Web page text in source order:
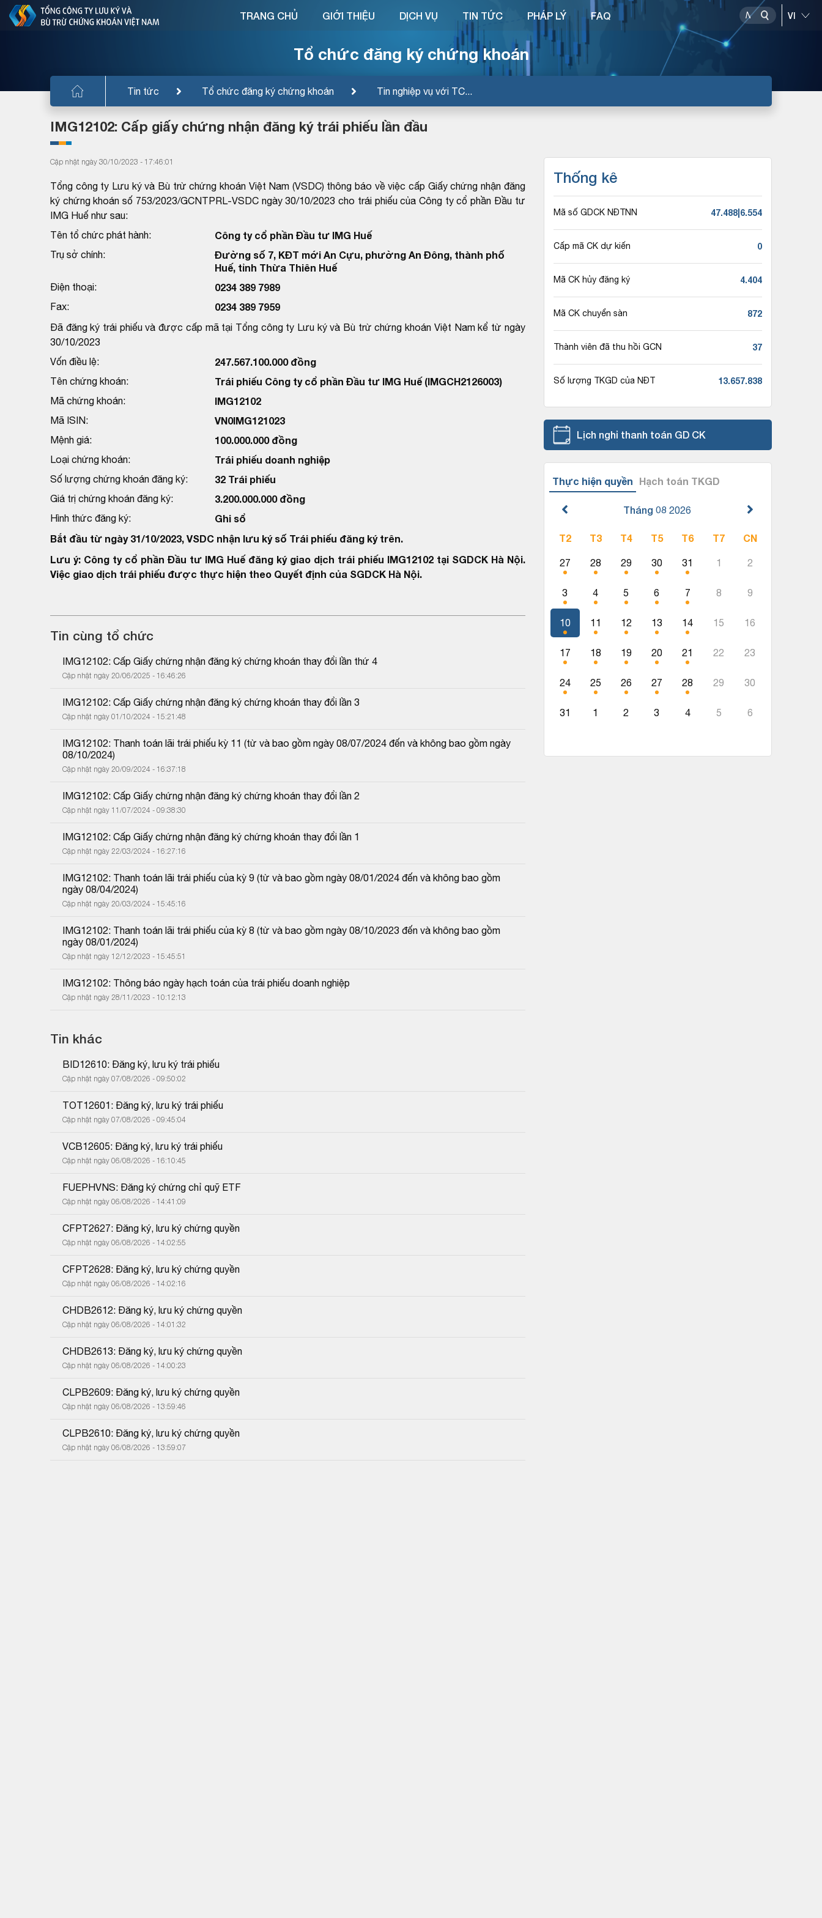
Tổ chức đăng ký chứng khoán
Tin tức Tổ chức đăng ký chứng khoán Tin nghiệp vụ với TC...
TRANG CHỦ GIỚI THIỆU DỊCH VỤ TIN TỨC PHÁP LÝ FAQ
IMG12102: Cấp giấy chứng nhận đăng ký trái phiếu lần đầu
Cập nhật ngày 30/10/2023 - 17:46:01
Tổng công ty Lưu ký và Bù trừ chứng khoán Việt Nam (VSDC) thông báo về việc cấp Giấy chứng nhận đăng
ký chứng khoán số 753/2023/GCNTPRL-VSDC ngày 30/10/2023 cho trái phiếu của Công ty cổ phần Đầu tư
IMG Huế như sau:
Tên tổ chức phát hành:
Công ty cổ phần Đầu tư IMG Huế
Trụ sở chính:
Đường số 7, KĐT mới An Cựu, phường An Đông, thành phố
Huế, tỉnh Thừa Thiên Huế
Điện thoại: 0234 389 7989
Fax: 0234 389 7959
Đã đăng ký trái phiếu và được cấp mã tại Tổng công ty Lưu ký và Bù trừ chứng khoán Việt Nam kể từ ngày
30/10/2023
Vốn điều lệ:
247.567.100.000 đồng
Tên chứng khoán: Trái phiếu Công ty cổ phần Đầu tư IMG Huế (IMGCH2126003)
Mã chứng khoán: IMG12102
Mã ISIN: VN0IMG121023
Mệnh giá: 100.000.000 đồng
Loại chứng khoán: Trái phiếu doanh nghiệp
Số lượng chứng khoán đăng ký: 32 Trái phiếu
Giá trị chứng khoán đăng ký: 3.200.000.000 đồng
Hình thức đăng ký:
Ghi sổ
Bắt đầu từ ngày 31/10/2023, VSDC nhận lưu ký số Trái phiếu đăng ký trên.
Lưu ý: Công ty cổ phần Đầu tư IMG Huế đăng ký giao dịch trái phiếu IMG12102 tại SGDCK Hà Nội.
Việc giao dịch trái phiếu được thực hiện theo Quyết định của SGDCK Hà Nội.
Tin cùng tổ chức
IMG12102: Cấp Giấy chứng nhận đăng ký chứng khoán thay đổi lần thứ 4
Cập nhật ngày 20/06/2025 - 16:46:26
IMG12102: Cấp Giấy chứng nhận đăng ký chứng khoán thay đổi lần 3
Cập nhật ngày 01/10/2024 - 15:21:48
IMG12102: Thanh toán lãi trái phiếu kỳ 11 (từ và bao gồm ngày 08/07/2024 đến và không bao gồm ngày
08/10/2024)
Cập nhật ngày 20/09/2024 - 16:37:18
IMG12102: Cấp Giấy chứng nhận đăng ký chứng khoán thay đổi lần 2
Cập nhật ngày 11/07/2024 - 09:38:30
IMG12102: Cấp Giấy chứng nhận đăng ký chứng khoán thay đổi lần 1
Cập nhật ngày 22/03/2024 - 16:27:16
IMG12102: Thanh toán lãi trái phiếu của kỳ 9 (từ và bao gồm ngày 08/01/2024 đến và không bao gồm
ngày 08/04/2024)
Cập nhật ngày 20/03/2024 - 15:45:16
IMG12102: Thanh toán lãi trái phiếu của kỳ 8 (từ và bao gồm ngày 08/10/2023 đến và không bao gồm
ngày 08/01/2024)
Cập nhật ngày 12/12/2023 - 15:45:51
IMG12102: Thông báo ngày hạch toán của trái phiếu doanh nghiệp
Cập nhật ngày 28/11/2023 - 10:12:13
Tin khác
BID12610: Đăng ký, lưu ký trái phiếu
Cập nhật ngày 07/08/2026 - 09:50:02
TOT12601: Đăng ký, lưu ký trái phiếu
Cập nhật ngày 07/08/2026 - 09:45:04
VCB12605: Đăng ký, lưu ký trái phiếu
Cập nhật ngày 06/08/2026 - 16:10:45
FUEPHVNS: Đăng ký chứng chỉ quỹ ETF
Cập nhật ngày 06/08/2026 - 14:41:09
CFPT2627: Đăng ký, lưu ký chứng quyền
Cập nhật ngày 06/08/2026 - 14:02:55
CFPT2628: Đăng ký, lưu ký chứng quyền
Cập nhật ngày 06/08/2026 - 14:02:16
CHDB2612: Đăng ký, lưu ký chứng quyền
Cập nhật ngày 06/08/2026 - 14:01:32
CHDB2613: Đăng ký, lưu ký chứng quyền
Cập nhật ngày 06/08/2026 - 14:00:23
CLPB2609: Đăng ký, lưu ký chứng quyền
Cập nhật ngày 06/08/2026 - 13:59:46
CLPB2610: Đăng ký, lưu ký chứng quyền
Cập nhật ngày 06/08/2026 - 13:59:07
Thống kê
Mã số GDCK NĐTNN 47.488|6.554
Cấp mã CK dự kiến 0
Mã CK hủy đăng ký 4.404
Mã CK chuyển sàn 872
Thành viên đã thu hồi GCN 37
Số lượng TKGD của NĐT 13.657.838
Lịch nghỉ thanh toán GD CK
Thực hiện quyền Hạch toán TKGD
Tháng 08 2026
T2 T3 T4 T5 T6 T7 CN
27 28 29 30 31 1 2
3 4 5 6 7 8 9
10 11 12 13 14 15 16
17 18 19 20 21 22 23
24 25 26 27 28 29 30
31 1 2 3 4 5 6